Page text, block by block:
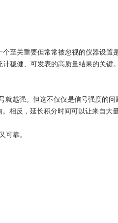
至关重要但常常被忽视的仪器设置
稳健、可发表的高质量结果的关键。
越强。但这不仅仅是信号强度的
相反，延长积分时间可以让来自大
靠。